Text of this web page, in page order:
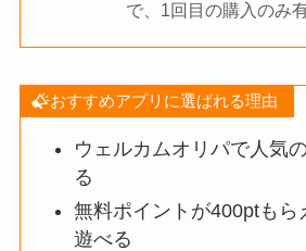
で、1回目の購入のみ
おすすめアプリに選ばれる理由
ウェルカムオリパで人気
る
無料ポイントが400ptもら
遊べる